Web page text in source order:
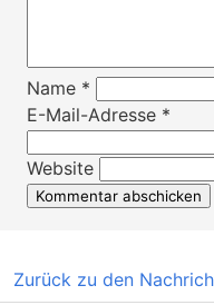
Name *
E-Mail-Adresse *
Website
Zurück zu den